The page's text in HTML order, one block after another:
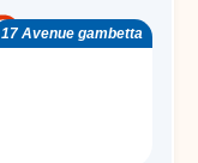
17 Avenue gambetta